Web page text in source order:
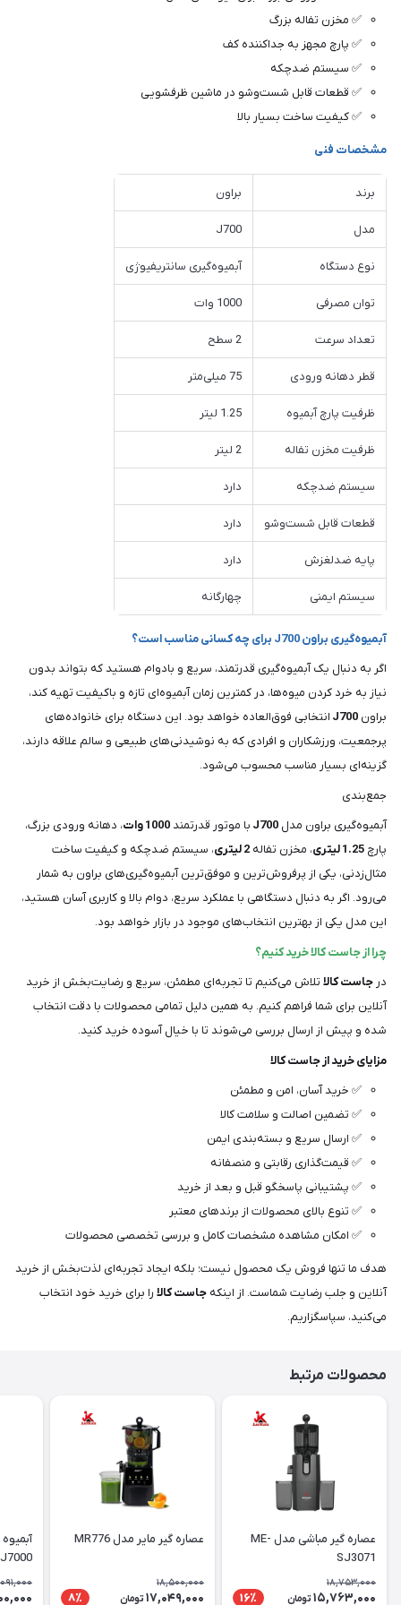
✅ مخزن تفاله بزرگ
✅ پارچ مجهز به جداکننده کف
✅ سیستم ضدچکه
✅ قطعات قابل شست‌وشو در ماشین ظرفشویی
✅ کیفیت ساخت بسیار بالا
مشخصات فنی
برند براون
مدل J700
نوع دستگاه آبمیوه‌گیری سانتریفیوژی
توان مصرفی 1000 وات
تعداد سرعت 2 سطح
قطر دهانه ورودی 75 میلی‌متر
ظرفیت پارچ آبمیوه 1.25 لیتر
ظرفیت مخزن تفاله 2 لیتر
سیستم ضدچکه دارد
قطعات قابل شست‌وشو دارد
پایه ضدلغزش دارد
سیستم ایمنی چهارگانه
آبمیوه‌گیری براون J700 برای چه کسانی مناسب است؟
اگر به دنبال یک آبمیوه‌گیری قدرتمند، سریع و بادوام هستید که بتواند بدون
نیاز به خرد کردن میوه‌ها، در کمترین زمان آبمیوه‌ای تازه و باکیفیت تهیه کند،
براون J700 انتخابی فوق‌العاده خواهد بود. این دستگاه برای خانواده‌های
پرجمعیت، ورزشکاران و افرادی که به نوشیدنی‌های طبیعی و سالم علاقه دارند،
گزینه‌ای بسیار مناسب محسوب می‌شود.
جمع‌بندی
آبمیوه‌گیری براون مدل J700 با موتور قدرتمند1000 وات
، دهانه ورودی بزرگ،
پارچ 1.25 لیتری ، مخزن تفاله 2 لیتری
، سیستم ضدچکه و کیفیت ساخت
مثال‌زدنی، یکی از پرفروش‌ترین و موفق‌ترین آبمیوه‌گیری‌های براون به شمار
می‌رود. اگر به دنبال دستگاهی با عملکرد سریع، دوام بالا و کاربری آسان هستید،
این مدل یکی از بهترین انتخاب‌های موجود در بازار خواهد بود.
چرا از جاست کالا خرید کنیم؟
در جاست کالا تلاش می‌کنیم تا تجربه‌ای مطمئن، سریع و رضایت‌بخش از خرید
آنلاین برای شما فراهم کنیم. به همین دلیل تمامی محصولات با دقت انتخاب
شده و پیش از ارسال بررسی می‌شوند تا با خیال آسوده خرید کنید.
مزایای خرید از جاست کالا
✅ خرید آسان، امن و مطمئن
✅ تضمین اصالت و سلامت کالا
✅ ارسال سریع و بسته‌بندی ایمن
✅ قیمت‌گذاری رقابتی و منصفانه
✅ پشتیبانی پاسخگو قبل و بعد از خرید
✅ تنوع بالای محصولات از برندهای معتبر
✅ امکان مشاهده مشخصات کامل و بررسی تخصصی محصولات
هدف ما تنها فروش یک محصول نیست؛ بلکه ایجاد تجربه‌ای لذت‌بخش از خرید
آنلاین و جلب رضایت شماست. از اینکه جاست کالا را برای خرید خود انتخاب
می‌کنید، سپاسگزاریم.
محصولات مرتبط
عصاره گیر مباشی مدل ME-
SJ3071
18,753,000
15,763,000 تومان 16٪
عصاره گیر مایر مدل MR776
18,500,000
17,049,000 تومان 8٪